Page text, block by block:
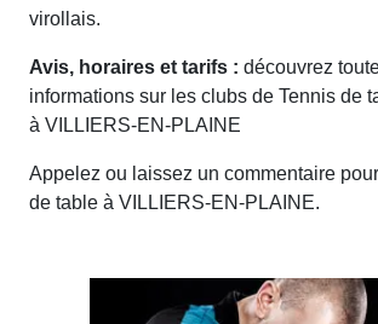
virollais.
Avis, horaires et tarifs : découvrez
informations sur les clubs de Tennis de
à VILLIERS-EN-PLAINE
Appelez ou laissez un commentaire
de table à VILLIERS-EN-PLAINE.